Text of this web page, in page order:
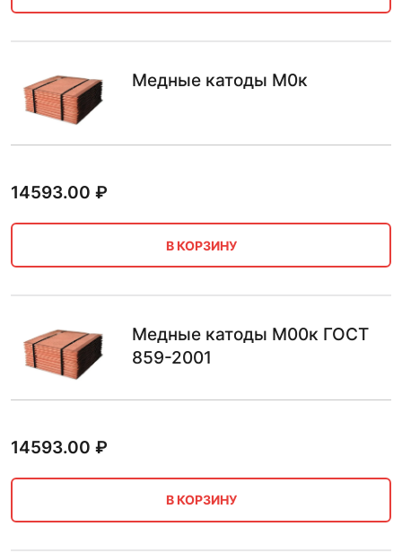
Медные катоды М0к
14593.00 ₽
В КОРЗИНУ
Медные катоды М00к ГОСТ
859-2001
14593.00 ₽
В КОРЗИНУ